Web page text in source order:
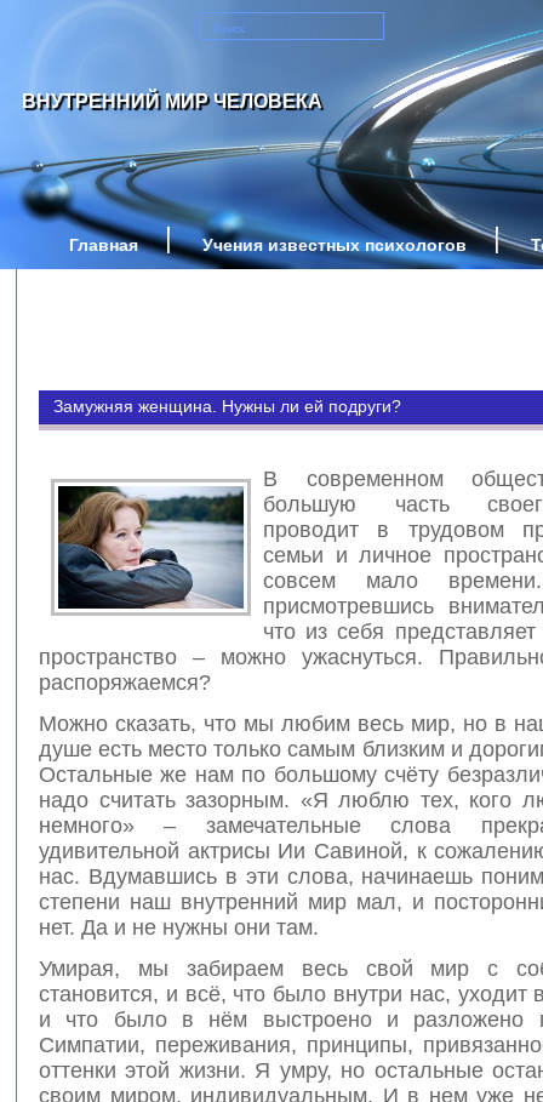
ВНУТРЕННИЙ МИР ЧЕЛОВЕКА
Главная Учения известных психологов
Замужняя женщина. Нужны ли ей подруги?
В современном
большую часть
проводит в трудовом
семьи и личное
совсем мало
присмотревшись
что из себя
пространство – можно ужаснуться.
распоряжаемся?
Можно сказать, что мы любим весь мир, но в
душе есть место только самым близким и
Остальные же нам по большому счёту
надо считать зазорным. «Я люблю тех, кого
немного» – замечательные слова
удивительной актрисы Ии Савиной, к
нас. Вдумавшись в эти слова, начинаешь
степени наш внутренний мир мал, и
нет. Да и не нужны они там.
Умирая, мы забираем весь свой мир с
становится, и всё, что было внутри нас, уходит
и что было в нём выстроено и разложено
Симпатии, переживания, принципы,
оттенки этой жизни. Я умру, но остальные
своим миром, индивидуальным. И в нем уже